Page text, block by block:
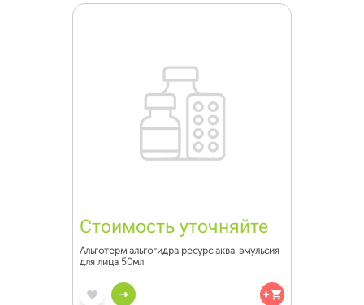
Стоимость уточняйте
Альготерм альгогидра ресурс аква-эмульсия
для лица 50мл